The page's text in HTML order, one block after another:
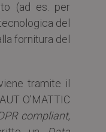
(ad es. per
del
fornitura del
tramite il
O’MATTIC
compliant,